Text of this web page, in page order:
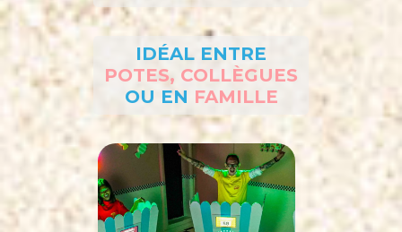
IDÉAL ENTRE
POTES, COLLÈGUES
OU EN FAMILLE